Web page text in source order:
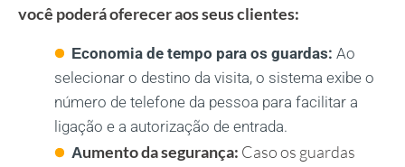
você poderá oferecer aos seus clientes:
Economia de tempo para os guardas: Ao
selecionar o destino da visita, o sistema exibe o
número de telefone da pessoa para facilitar a
ligação e a autorização de entrada.
Aumento da segurança: Caso os guardas